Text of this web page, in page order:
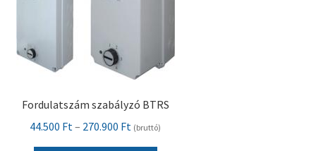
Fordulatszám szabályzó BTRS
44.500 Ft – 270.900 Ft Ártartomány:
(bruttó)